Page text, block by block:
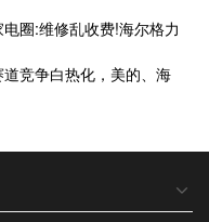
圈:维修乱收费!海尔格力
竞争白热化，美的、海